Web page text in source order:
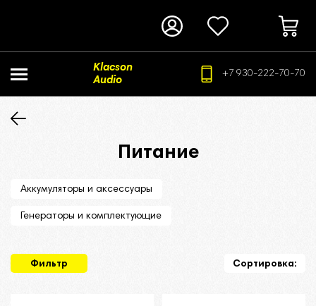
Klacson
Audio
+7 930-222-70-70
Питание
Аккумуляторы и аксессуары
Генераторы и комплектующие
Фильтр Сортировка: